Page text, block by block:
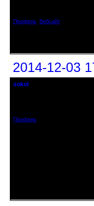
Профиль Вебсайт
2014-12-03
sokol
Профиль